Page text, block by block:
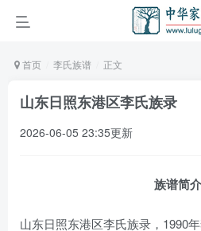
首页 李氏族谱 正文
山东日照东港区李氏族录
2026-06-05 23:35更新
族谱简介
山东日照东港区李氏族录，1990